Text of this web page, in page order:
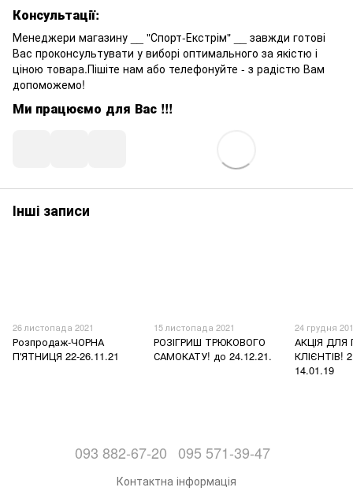
Консультації:
Менеджери магазину __ "Спорт-Екстрім" __
завжди готові
Вас проконсультувати у виборі оптимального за якістю і
ціною товара.Пішіте нам або телефонуйте - з радістю Вам
допоможемо!
Ми працюємо для Вас !!!
Інші записи
26 листопада 2021
Розпродаж-ЧОРНА
П'ЯТНИЦЯ 22-26.11.21
15 листопада 2021
РОЗІГРИШ ТРЮКОВОГО
САМОКАТУ! до 24.12.21.
24 грудня
АКЦІЯ ДЛЯ
КЛІЄНТІВ!
14.01.19
093 882-67-20 095 571-39-47
Контактна інформація